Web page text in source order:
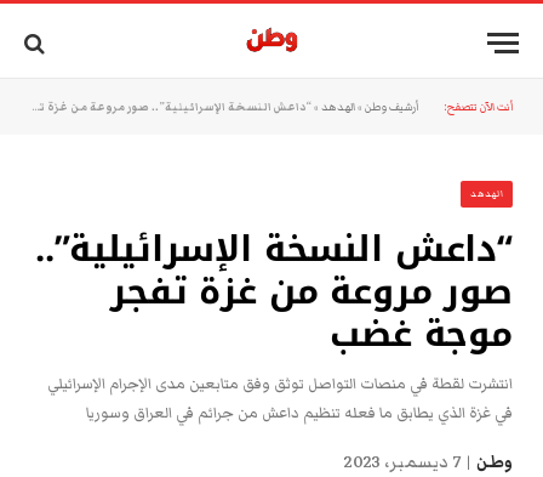
أنت الآن تتصفح: أرشيف وطن »الهدهد »“داعش النسخة الإسرائيلية”.. صور مروعة من غزة تفجر موجة غضب
الهدهد
“داعش النسخة الإسرائيلية”..
صور مروعة من غزة تفجر
موجة غضب
انتشرت لقطة في منصات التواصل توثق وفق متابعين مدى الإجرام الإسرائيلي
في غزة الذي يطابق ما فعله تنظيم داعش من جرائم في العراق وسوريا
وطن 7 ديسمبر، 2023